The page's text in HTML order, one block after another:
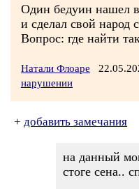
Один бедуин нашел
и сделал свой народ
Вопрос: где найти
Натали Флоаре
нарушении
+ добавить замечания
на данный
стоге сена..